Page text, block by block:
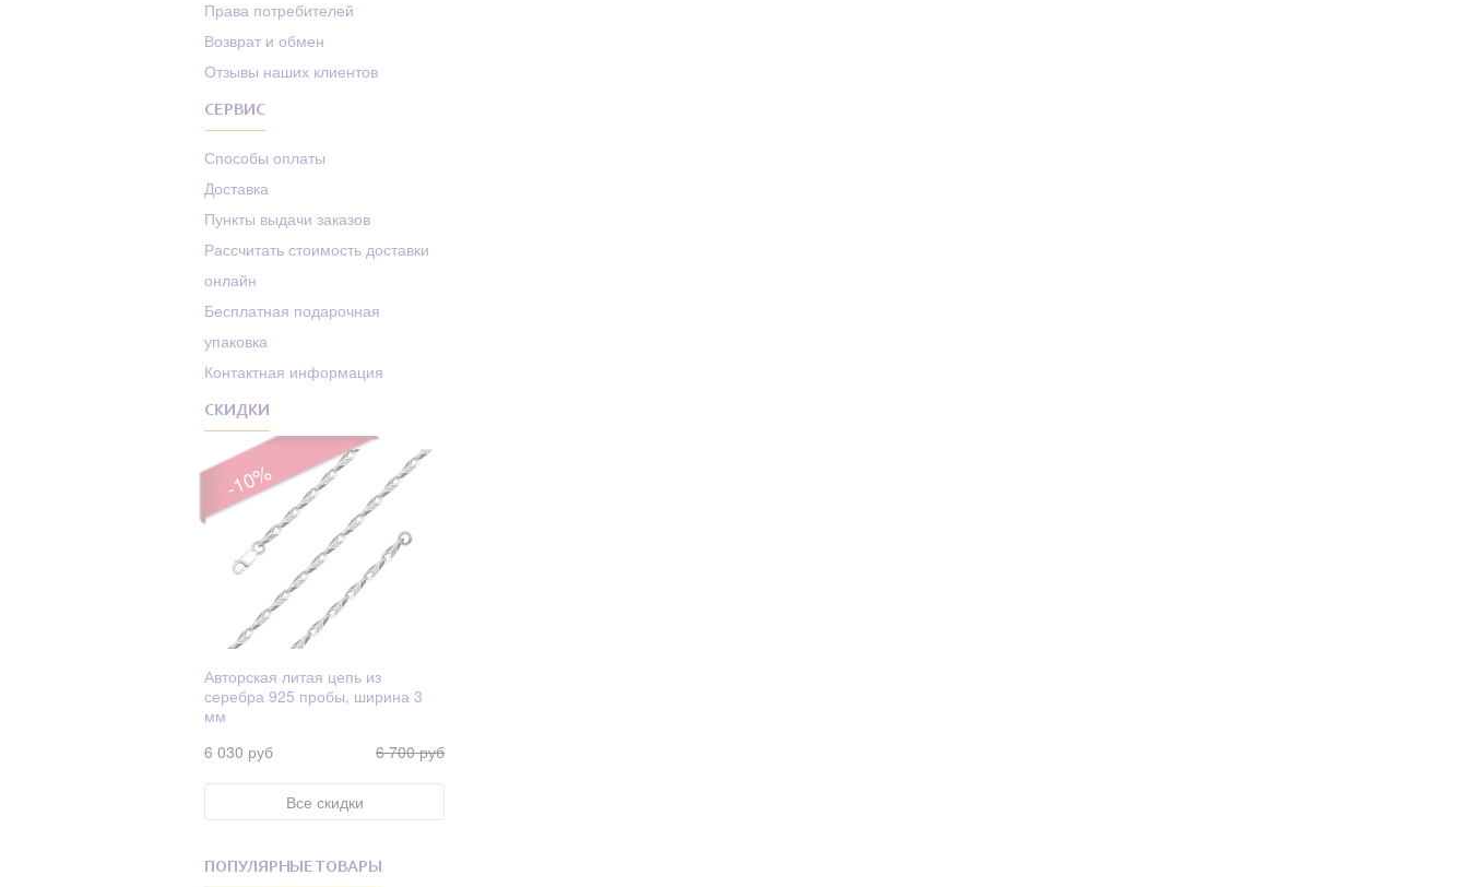
Права потребителей
Возврат и обмен
Отзывы наших клиентов
СЕРВИС
Способы оплаты
Доставка
Пункты выдачи заказов
Рассчитать стоимость доставки
онлайн
Бесплатная подарочная
упаковка
Контактная информация
СКИДКИ
-10%
Авторская литая цепь из
серебра 925 пробы, ширина 3
мм
6 030 руб
6 700 руб
Все скидки
ПОПУЛЯРНЫЕ ТОВАРЫ